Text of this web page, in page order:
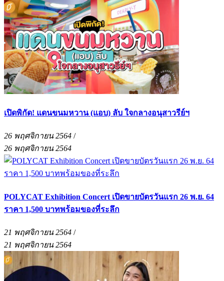
เปิดพิกัด! แดนขนมหวาน (แอบ) ลับ ใจกลางอนุสาวรีย์ฯ
26 พฤศจิกายน 2564 /
26 พฤศจิกายน 2564
POLYCAT Exhibition Concert เปิดขายบัตรวันแรก 26 พ.ย. 64
ราคา 1,500 บาทพร้อมของที่ระลึก
21 พฤศจิกายน 2564 /
21 พฤศจิกายน 2564